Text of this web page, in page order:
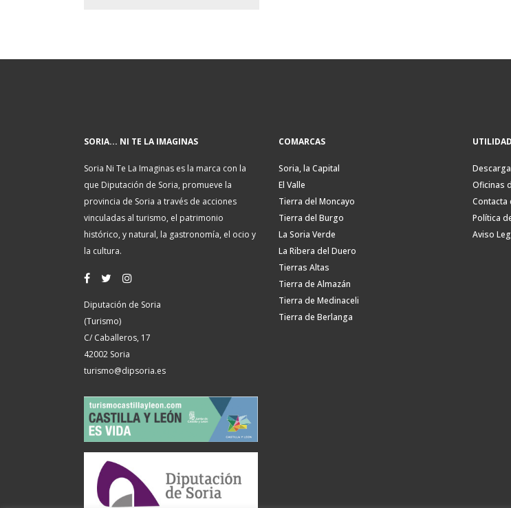
SORIA... NI TE LA IMAGINAS
Soria Ni Te La Imaginas es la marca con la
que Diputación de Soria, promueve la
provincia de Soria a través de acciones
vinculadas al turismo, el patrimonio
histórico, y natural, la gastronomía, el ocio y
la cultura.
Diputación de Soria
(Turismo)
C/ Caballeros, 17
42002 Soria
turismo@dipsoria.es
COMARCAS
Soria, la Capital
El Valle
Tierra del Moncayo
Tierra del Burgo
La Soria Verde
La Ribera del Duero
Tierras Altas
Tierra de Almazán
Tierra de Medinaceli
Tierra de Berlanga
Oficinas
Política
Aviso